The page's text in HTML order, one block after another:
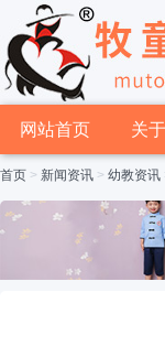
网站首页 关
首页 > 新闻资讯 > 幼教资讯